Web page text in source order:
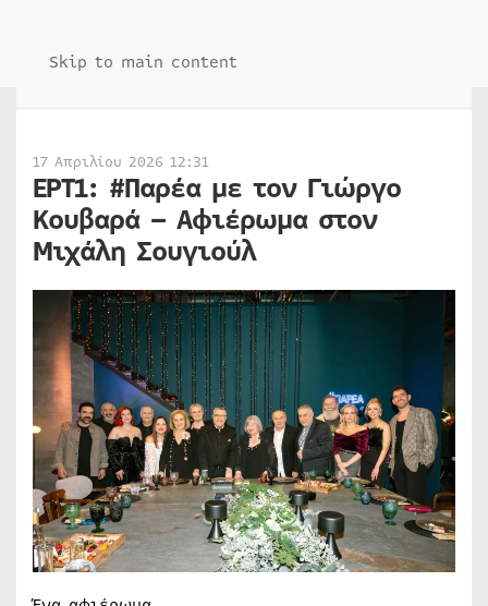
Skip to main content
17 Απριλίου 2026 12:31
ΕΡΤ1: #Παρέα με τον Γιώργο
Κουβαρά – Αφιέρωμα στον
Μιχάλη Σουγιούλ